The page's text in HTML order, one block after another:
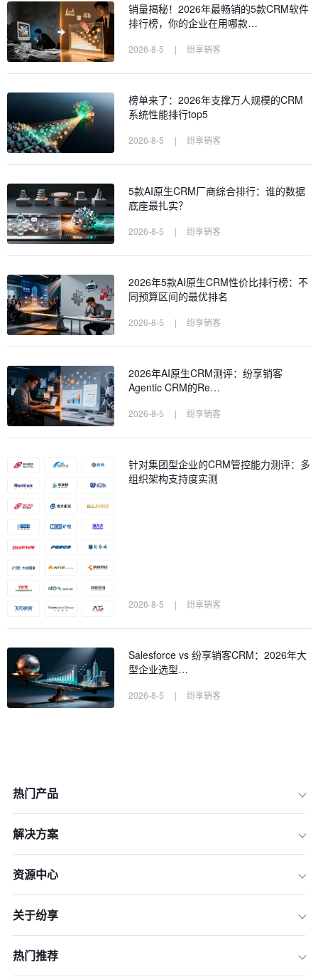
四、数据整合工具
销量揭秘！2026年最畅销的5款CRM软件
排行榜，你的企业在用哪款…
2026-8-5 | 纷享销客
榜单来了：2026年支撑万人规模的CRM
系统性能排行top5
2026-8-5 | 纷享销客
5款AI原生CRM厂商综合排行：谁的数据
底座最扎实？
2026-8-5 | 纷享销客
2026年5款AI原生CRM性价比排行榜：不
同预算区间的最优排名
2026-8-5 | 纷享销客
2026年AI原生CRM测评：纷享销客
Agentic CRM的Re…
2026-8-5 | 纷享销客
针对集团型企业的CRM管控能力测评：多
组织架构支持度实测
2026-8-5 | 纷享销客
Salesforce vs 纷享销客CRM：2026年大
型企业选型…
2026-8-5 | 纷享销客
热门产品
解决方案
资源中心
关于纷享
热门推荐